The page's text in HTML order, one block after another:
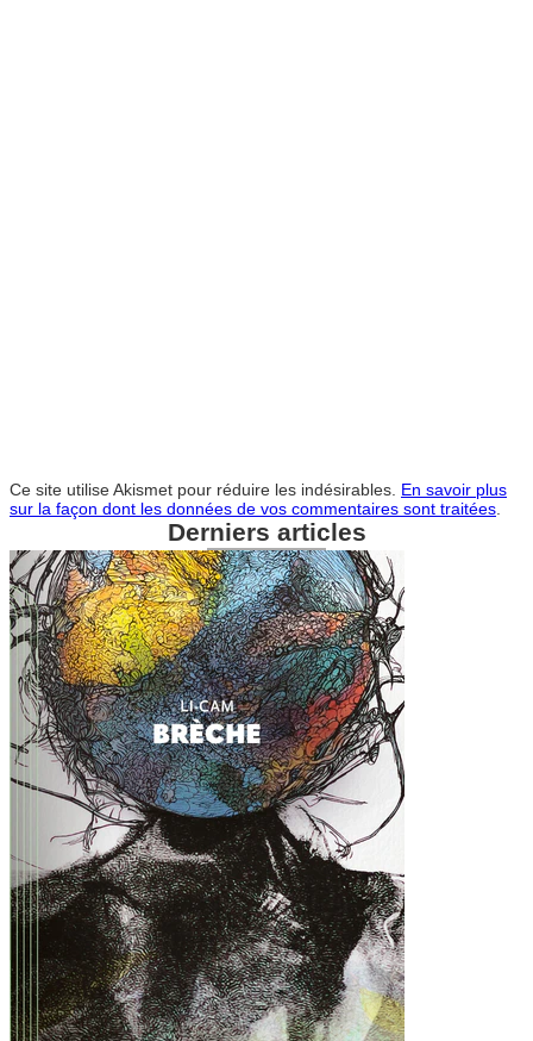
Ce site utilise Akismet pour réduire les indésirables. En savoir plus
sur la façon dont les données de vos commentaires sont traitées
Derniers articles